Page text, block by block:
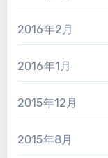
2016年2月
2016年1月
2015年12月
2015年8月